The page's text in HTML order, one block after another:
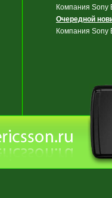
Компания Sony
Очередной
Компания Sony